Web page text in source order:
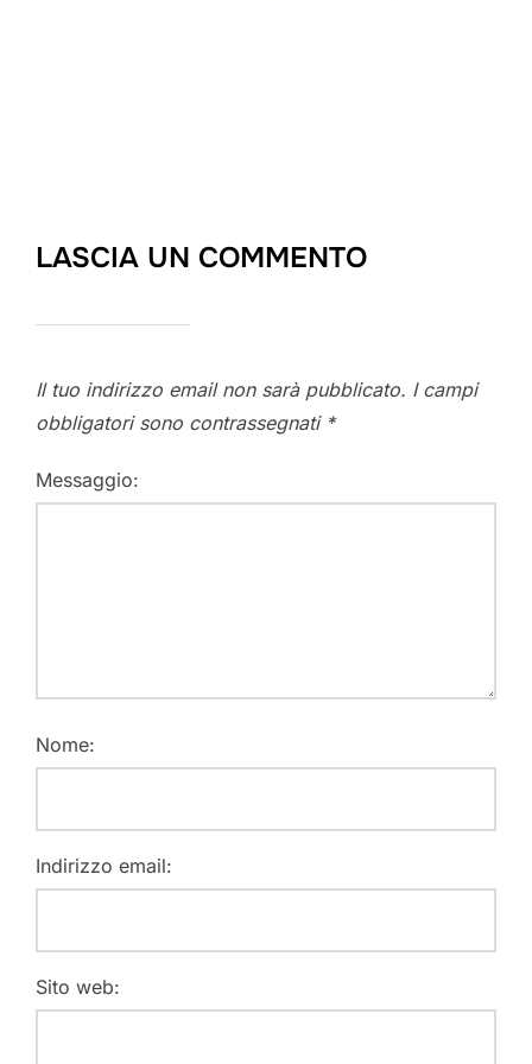
LASCIA UN COMMENTO
Il tuo indirizzo email non sarà pubblicato. I campi
obbligatori sono contrassegnati *
Messaggio:
Nome:
Indirizzo email:
Sito web: